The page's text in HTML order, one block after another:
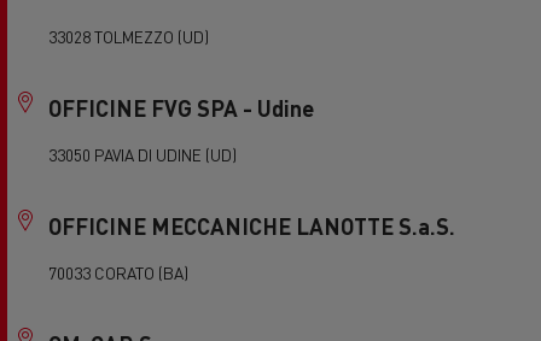
33028 TOLMEZZO (UD)
OFFICINE FVG SPA - Udine
33050 PAVIA DI UDINE (UD)
OFFICINE MECCANICHE LANOTTE S.a.S.
70033 CORATO (BA)